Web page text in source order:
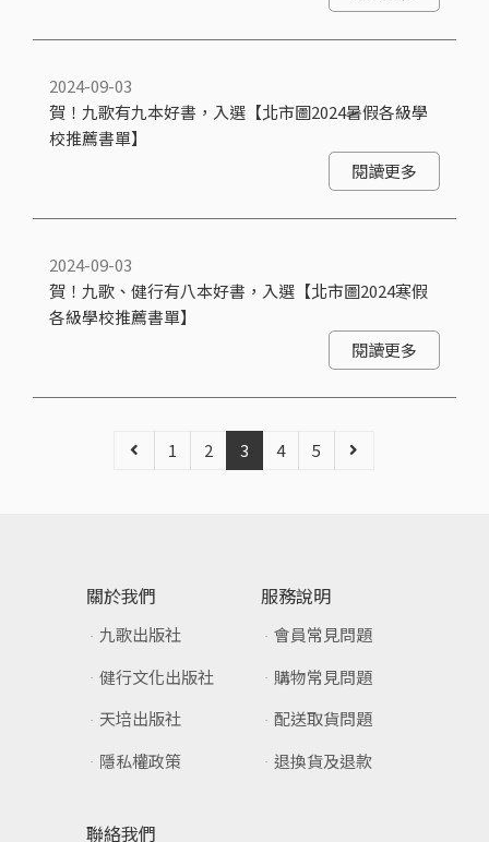
2024-09-03
賀！九歌有九本好書，入選【北市圖2024暑假各級學
校推薦書單】
閱讀更多
2024-09-03
賀！九歌、健行有八本好書，入選【北市圖2024寒假
各級學校推薦書單】
閱讀更多
1 2 3 4 5
關於我們
九歌出版社
健行文化出版社
天培出版社
隱私權政策
服務說明
會員常見問題
購物常見問題
配送取貨問題
退換貨及退款
聯絡我們